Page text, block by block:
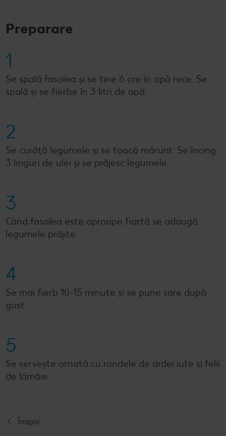
Preparare
1
Se spală fasolea și se tine 6 ore în apă rece. Se
spală și se fierbe în 3 litri de apă.
2
Se curăță legumele și se toacă mărunt. Se încing
3 linguri de ulei și se prăjesc legumele.
3
Când fasolea este aproape fiartă se adaugă
legumele prăjite.
4
Se mai fierb 10-15 minute și se pune sare după
gust.
5
Se servește ornată cu rondele de ardei iute și felii
de lămâie.
Înapoi